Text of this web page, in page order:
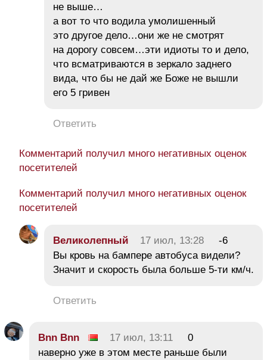
не выше…
а вот то что водила умолишенный
это другое дело…они же не смотрят
на дорогу совсем…эти идиоты то и дело,
что всматриваются в зеркало заднего
вида, что бы не дай же Боже не вышли
его 5 гривен
Ответить
Комментарий получил много негативных оценок
посетителей
Комментарий получил много негативных оценок
посетителей
Великолепный 17 июл, 13:28
-6
Вы кровь на бампере автобуса видели?
Значит и скорость была больше 5-ти км/ч.
Ответить
Bnn Bnn 17 июл, 13:11
0
наверно уже в этом месте раньше были